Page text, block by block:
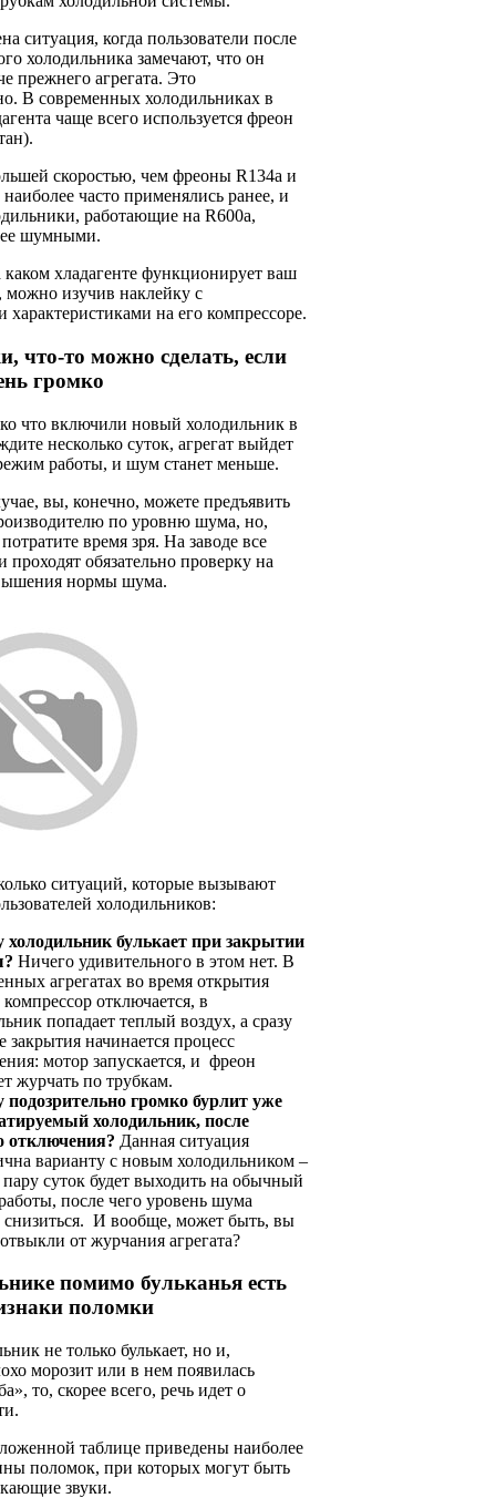
ситуация, когда пользователи после
холодильника замечают, что он
прежнего агрегата. Это
В современных холодильниках в
чаще всего используется фреон
скоростью, чем фреоны R134a и
часто применялись ранее, и
работающие на R600a,
шумными.
хладагенте функционирует ваш
можно изучив наклейку с
характеристиками на его компрессоре.
что-то можно сделать, если
громко
что включили новый холодильник в
несколько суток, агрегат выйдет
работы, и шум станет меньше.
вы, конечно, можете предъявить
по уровню шума, но,
время зря. На заводе все
проходят обязательно проверку на
нормы шума.
ситуаций, которые вызывают
холодильников:
холодильник булькает при закрытии
Ничего удивительного в этом нет. В
агрегатах во время открытия
отключается, в
попадает теплый воздух, а сразу
закрытия начинается процесс
мотор запускается, и фреон
журчать по трубкам.
подозрительно громко бурлит уже
холодильник, после
отключения? Данная ситуация
варианту с новым холодильником –
пару суток будет выходить на обычный
после чего уровень шума
снизиться. И вообще, может быть, вы
от журчания агрегата?
помимо бульканья есть
поломки
не только булькает, но и,
морозит или в нем появилась
то, скорее всего, речь идет о
таблице приведены наиболее
поломок, при которых могут быть
звуки.